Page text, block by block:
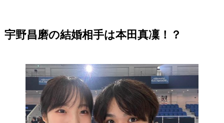
宇野昌磨の結婚相手は本田真凜！？